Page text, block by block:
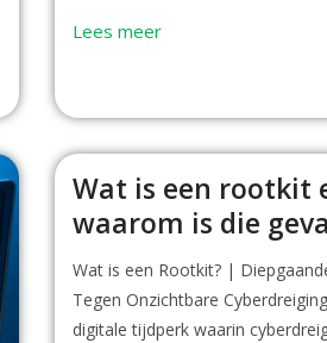
Lees meer
Wat is een rootkit
waarom is die
Wat is een Rootkit? |
Tegen Onzichtbare
digitale tijdperk waarin